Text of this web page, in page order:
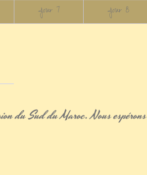
Jour 7 Jour 8
du Sud du Maroc. Nous espérons